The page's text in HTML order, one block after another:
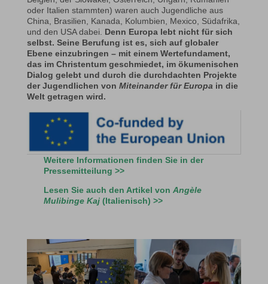
oder Italien stammten) waren auch Jugendliche aus
China, Brasilien, Kanada, Kolumbien, Mexico, Südafrika,
und den USA dabei. Denn Europa lebt nicht für sich
selbst. Seine Berufung ist es, sich auf globaler
Ebene einzubringen – mit einem Wertefundament,
das im Christentum geschmiedet, im ökumenischen
Dialog gelebt und durch die durchdachten Projekte
der Jugendlichen von Miteinander für Europa in die
Welt getragen wird.
Weitere Informationen finden Sie in der
Pressemitteilung>>
Lesen Sie auch den Artikel vonAngèle
Mulibinge Kaj (Italienisch) >>